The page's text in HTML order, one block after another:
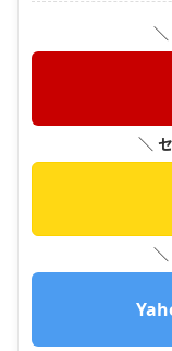
＼